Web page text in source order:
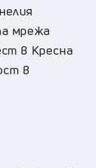
мрежа
в Кресна
в